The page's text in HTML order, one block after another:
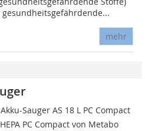
mehr
Sauger AS 18 L PC Compact
PC Compact von Me­tabo